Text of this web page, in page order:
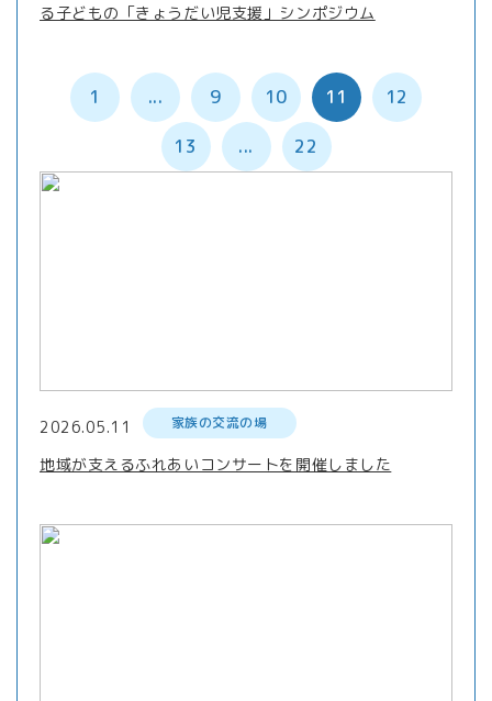
る子どもの「きょうだい児支援」シンポジウム
1 ... 9 10 11 12
13 ... 22
2026.05.11 家族の交流の場
地域が支えるふれあいコンサートを開催しました